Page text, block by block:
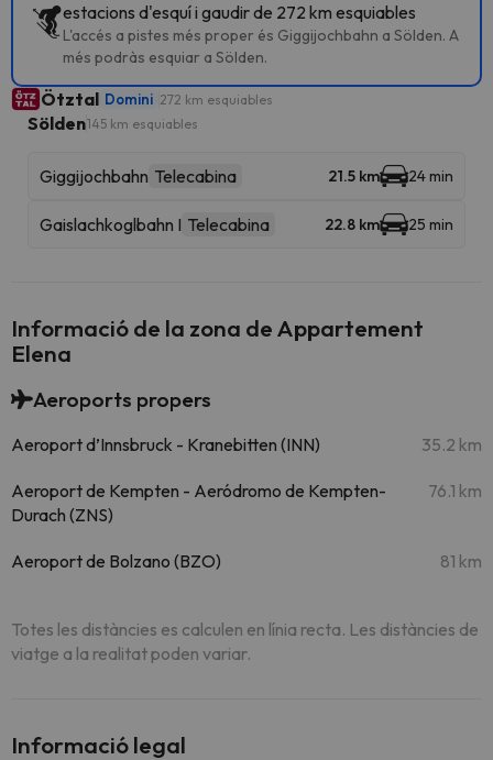
estacions d'esquí i gaudir de 272 km esquiables
L'accés a pistes més proper és Giggijochbahn a Sölden. A
més podràs esquiar a Sölden.
Ötztal Domini 272 km esquiables
Sölden145 km esquiables
Giggijochbahn Telecabina 21.5 km 24 min
Gaislachkoglbahn I Telecabina 22.8 km 25 min
Informació de la zona de Appartement
Elena
Aeroports propers
Aeroport d’Innsbruck - Kranebitten (INN) 35.2 km
Aeroport de Kempten - Aeródromo de Kempten-
Durach (ZNS)
76.1 km
Aeroport de Bolzano (BZO) 81 km
Totes les distàncies es calculen en línia recta. Les distàncies de
viatge a la realitat poden variar.
Informació legal